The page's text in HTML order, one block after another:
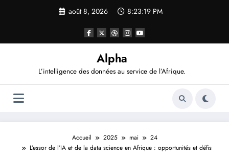
août 8, 2026 8:23:20 PM
Alpha
L’intelligence des données au service de l’Afrique.
Accueil 2025 mai
24
L’essor de l’IA et de la data science en Afrique : opportunités et défis